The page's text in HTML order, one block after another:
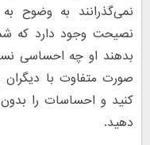
نمی‌گذرانند به وضوح
نصیحت وجود دارد که
بدهند او چه احساسی
صورت متفاوت با
کنید و احساسات را
دهید.